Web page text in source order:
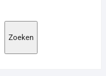
Zoeken